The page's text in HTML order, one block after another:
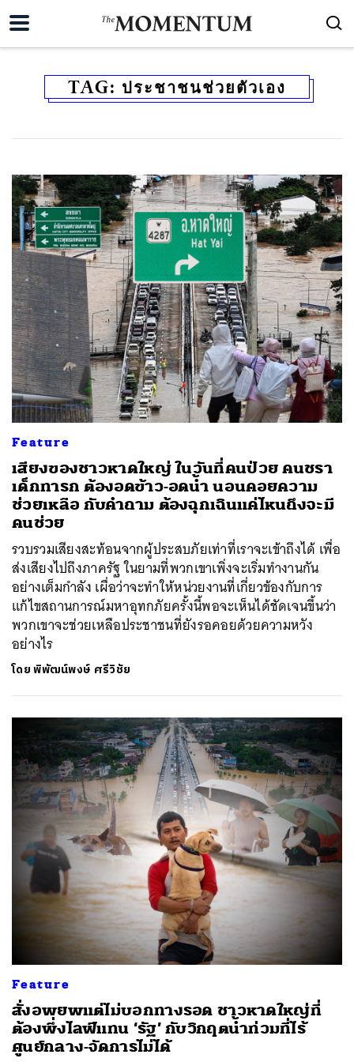
TAG: ประชาชนช่วยตัวเอง
Feature
เสียงของชาวหาดใหญ่ ในวันที่คนป่วย คนชรา
เด็กทารก ต้องอดข้าว-อดน้ำ นอนคอยความ
ช่วยเหลือ กับคำถาม ต้องฉุกเฉินแค่ไหนถึงจะมี
คนช่วย
รวบรวมเสียงสะท้อนจากผู้ประสบภัยเท่าที่เราจะเข้าถึงได้ เพื่อ
ส่งเสียงไปถึงภาครัฐ ในยามที่พวกเขาเพิ่งจะเริ่มทำงานกัน
อย่างเต็มกำลัง เผื่อว่าจะทำให้หน่วยงานที่เกี่ยวข้องกับการ
แก้ไขสถานการณ์มหาอุทกภัยครั้งนี้พอจะเห็นได้ชัดเจนขึ้นว่า
พวกเขาจะช่วยเหลือประชาชนที่ยังรอคอยด้วยความหวัง
อย่างไร
โดยพิพัฒน์พงษ์ ศรีวิชัย
Feature
สั่งอพยพแต่ไม่บอกทางรอด ชาวหาดใหญ่ที่
ต้องพึ่งไลฟ์แทน ‘รัฐ’ กับวิกฤตน้ำท่วมที่ไร้
ศูนย์กลาง-จัดการไม่ได้